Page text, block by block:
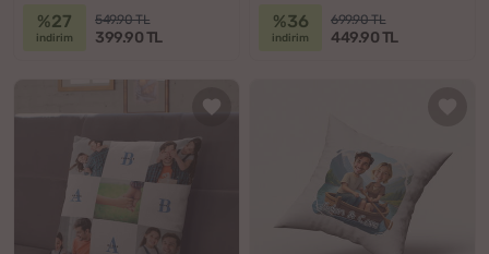
%27
indirim
549.90 TL
399.90 TL
%36
indirim
699.90 TL
449.90 TL